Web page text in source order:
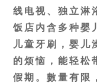
线电视、独立淋
饭店内含多种婴
儿童牙刷，婴儿
的烦恼，能轻松
假期。數量有限